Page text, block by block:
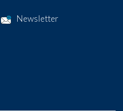
Newsletter